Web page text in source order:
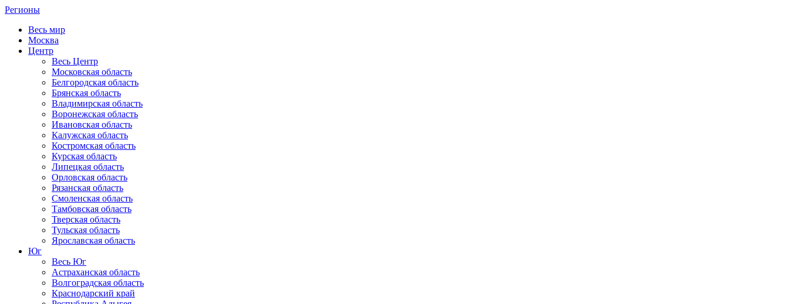
Регионы
Весь мир
Москва
Центр
Весь Центр
Московская область
Белгородская область
Брянская область
Владимирская область
Воронежская область
Ивановская область
Калужская область
Костромская область
Курская область
Липецкая область
Орловская область
Рязанская область
Смоленская область
Тамбовская область
Тверская область
Тульская область
Ярославская область
Юг
Весь Юг
Астраханская область
Волгоградская область
Краснодарский край